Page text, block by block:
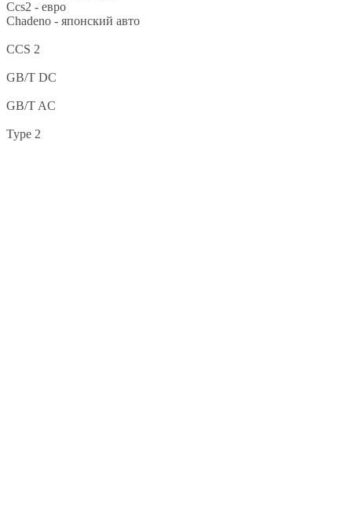
Ccs2 - евро
Chadeno - японский авто
CCS 2
GB/T DC
GB/T AC
Type 2